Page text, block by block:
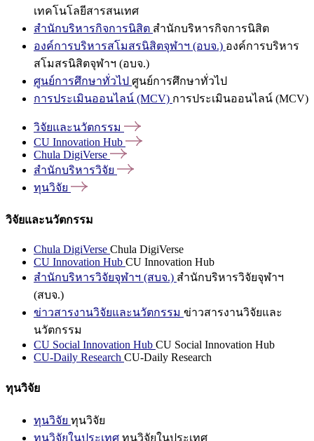
เทคโนโลยีสารสนเทศ
สำนักบริหารกิจการนิสิต สำนักบริหารกิจการนิสิต
องค์การบริหารสโมสรนิสิตจุฬาฯ (อบจ.) องค์การบริหาร
สโมสรนิสิตจุฬาฯ (อบจ.)
ศูนย์การศึกษาทั่วไป ศูนย์การศึกษาทั่วไป
การประเมินออนไลน์ (MCV) การประเมินออนไลน์ (MCV)
วิจัยและนวัตกรรม
CU Innovation Hub
Chula DigiVerse
สำนักบริหารวิจัย
ทุนวิจัย
วิจัยและนวัตกรรม
Chula DigiVerse Chula DigiVerse
CU Innovation Hub CU Innovation Hub
สำนักบริหารวิจัยจุฬาฯ (สบจ.) สำนักบริหารวิจัยจุฬาฯ
(สบจ.)
ข่าวสารงานวิจัยและนวัตกรรม ข่าวสารงานวิจัยและ
นวัตกรรม
CU Social Innovation Hub CU Social Innovation Hub
CU-Daily Research CU-Daily Research
ทุนวิจัย
ทุนวิจัย ทุนวิจัย
ทุนวิจัยในประเทศ ทุนวิจัยในประเทศ